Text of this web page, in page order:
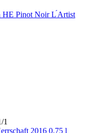
HE Pinot Noir L ́Artist
1